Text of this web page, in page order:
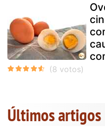
Últimos artigos